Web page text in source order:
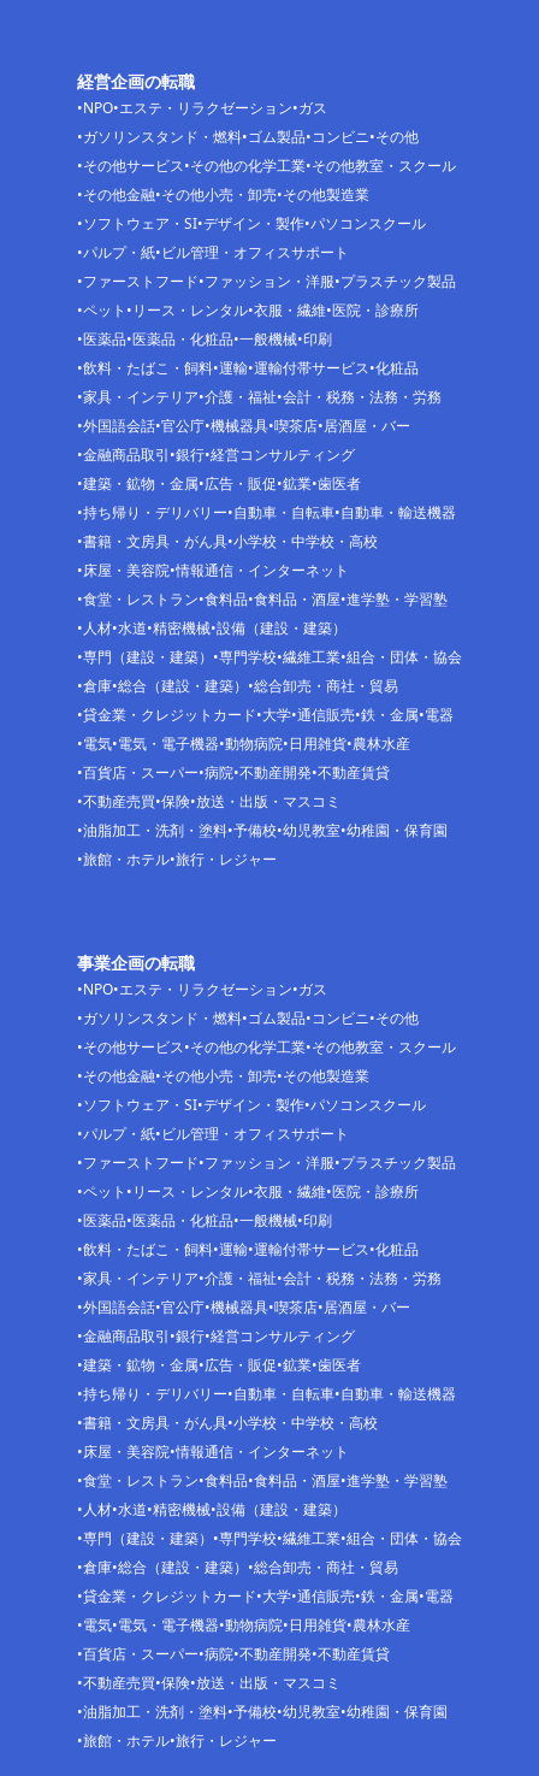
経営企画の転職
NPO エステ・リラクゼーション ガス
ガソリンスタンド・燃料 ゴム製品 コンビニ その他
その他サービス その他の化学工業 その他教室・スクール
その他金融 その他小売・卸売 その他製造業
ソフトウェア・SI デザイン・製作 パソコンスクール
パルプ・紙 ビル管理・オフィスサポート
ファーストフード ファッション・洋服 プラスチック製品
ペット リース・レンタル 衣服・繊維 医院・診療所
医薬品 医薬品・化粧品 一般機械 印刷
飲料・たばこ・飼料 運輸 運輸付帯サービス 化粧品
家具・インテリア 介護・福祉 会計・税務・法務・労務
外国語会話 官公庁 機械器具 喫茶店 居酒屋・バー
金融商品取引 銀行 経営コンサルティング
建築・鉱物・金属 広告・販促 鉱業 歯医者
持ち帰り・デリバリー 自動車・自転車 自動車・輸送機器
書籍・文房具・がん具 小学校・中学校・高校
床屋・美容院 情報通信・インターネット
食堂・レストラン 食料品 食料品・酒屋 進学塾・学習塾
人材 水道 精密機械 設備（建設・建築）
専門（建設・建築）
専門学校 繊維工業 組合・団体・協会
倉庫 総合（建設・建築）
総合卸売・商社・貿易
貸金業・クレジットカード 大学 通信販売 鉄・金属 電器
電気 電気・電子機器 動物病院 日用雑貨 農林水産
百貨店・スーパー 病院 不動産開発 不動産賃貸
不動産売買 保険 放送・出版・マスコミ
油脂加工・洗剤・塗料 予備校 幼児教室 幼稚園・保育園
旅館・ホテル 旅行・レジャー
事業企画の転職
NPO エステ・リラクゼーション ガス
ガソリンスタンド・燃料 ゴム製品 コンビニ その他
その他サービス その他の化学工業 その他教室・スクール
その他金融 その他小売・卸売 その他製造業
ソフトウェア・SI デザイン・製作 パソコンスクール
パルプ・紙 ビル管理・オフィスサポート
ファーストフード ファッション・洋服 プラスチック製品
ペット リース・レンタル 衣服・繊維 医院・診療所
医薬品 医薬品・化粧品 一般機械 印刷
飲料・たばこ・飼料 運輸 運輸付帯サービス 化粧品
家具・インテリア 介護・福祉 会計・税務・法務・労務
外国語会話 官公庁 機械器具 喫茶店 居酒屋・バー
金融商品取引 銀行 経営コンサルティング
建築・鉱物・金属 広告・販促 鉱業 歯医者
持ち帰り・デリバリー 自動車・自転車 自動車・輸送機器
書籍・文房具・がん具 小学校・中学校・高校
床屋・美容院 情報通信・インターネット
食堂・レストラン 食料品 食料品・酒屋 進学塾・学習塾
人材 水道 精密機械 設備（建設・建築）
専門（建設・建築）
専門学校 繊維工業 組合・団体・協会
倉庫 総合（建設・建築）
総合卸売・商社・貿易
貸金業・クレジットカード 大学 通信販売 鉄・金属 電器
電気 電気・電子機器 動物病院 日用雑貨 農林水産
百貨店・スーパー 病院 不動産開発 不動産賃貸
不動産売買 保険 放送・出版・マスコミ
油脂加工・洗剤・塗料 予備校 幼児教室 幼稚園・保育園
旅館・ホテル 旅行・レジャー